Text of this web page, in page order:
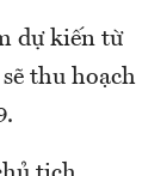
dự kiến từ
thu hoạch